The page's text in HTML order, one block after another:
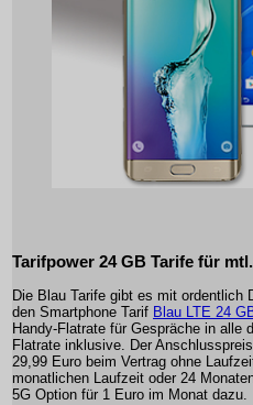
Tarifpower 24 GB Tarife für
Die Blau Tarife gibt es mit ordentlich
den Smartphone Tarif Blau LTE 24
Handy-Flatrate für Gespräche in
Flatrate inklusive. Der
29,99 Euro beim Vertrag ohne
monatlichen Laufzeit oder 24
5G Option für 1 Euro im Monat dazu.